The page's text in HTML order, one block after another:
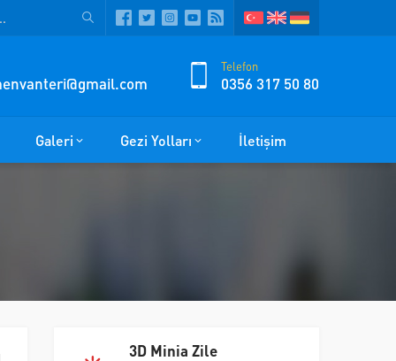
Telefon
0356 317 50 80
Galeri Gezi Yolları İletişim
3D Minia Zile